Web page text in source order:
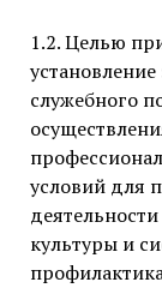
1.2. Целью
служебного
условий для
культуры и